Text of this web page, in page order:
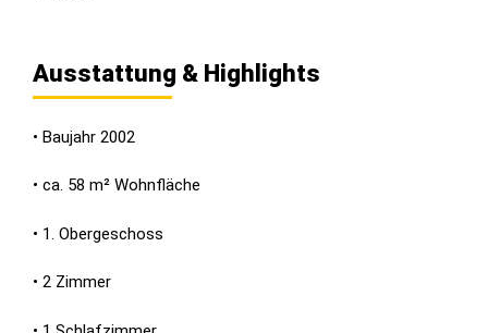
Ausstattung & Highlights
• Baujahr 2002
• ca. 58 m² Wohnfläche
• 1. Obergeschoss
• 2 Zimmer